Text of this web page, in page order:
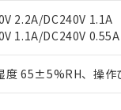
2.2A/DC240V 1.1A
1.1A/DC240V 0.55A
65±5%RH、操作
作成サービス）をご
当社にご登録された
関するお客様との取
することができま
てが基準値以下であ
有害物質が外部に
合意する
にご確認ください)